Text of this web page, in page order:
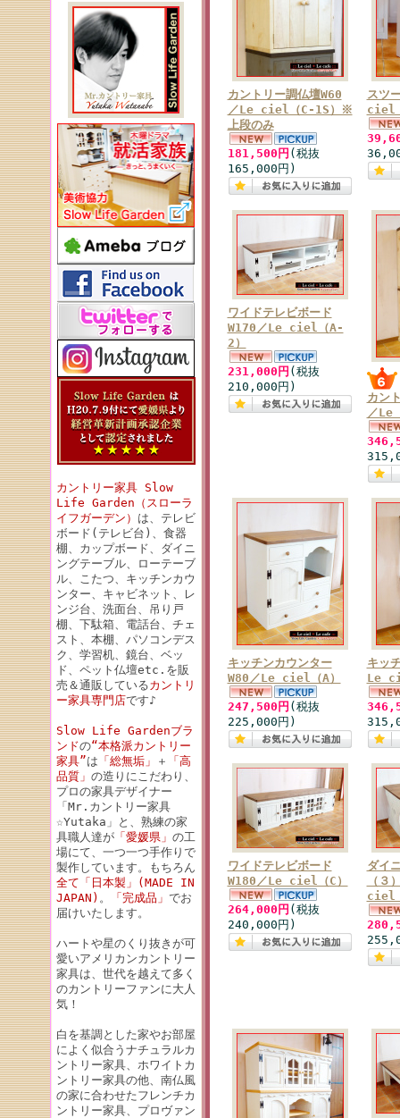
カントリー家具 Slow
Life Garden（スローラ
イフガーデン） は、テレビ
ボード(テレビ台)、食器
棚、カップボード、ダイニ
ングテーブル、ローテーブ
ル、こたつ、キッチンカウ
ンター、キャビネット、レ
ンジ台、洗面台、吊り戸
棚、下駄箱、電話台、チェ
スト、本棚、パソコンデス
ク、学習机、鏡台、ベッ
ド、ペット仏壇etc.を販
売＆通販しているカントリ
ー家具専門店です♪
Slow Life Gardenブラ
ンドの“本格派カントリー
家具”は 「総無垢」 ＋
「高
品質」 の造りにこだわり、
プロの家具デザイナー
「Mr.カントリー家具
☆Yutaka」と、熟練の家
具職人達が「愛媛県」 の工
場にて、一つ一つ手作りで
製作しています。もちろん
全て「日本製」(MADE IN
JAPAN) 。 「完成品」 でお
届けいたします。
ハートや星のくり抜きが可
愛いアメリカンカントリー
家具は、世代を越えて多く
のカントリーファンに大人
気！
白を基調とした家やお部屋
によく似合うナチュラルカ
ントリー家具、ホワイトカ
ントリー家具の他、南仏風
の家に合わせたフレンチカ
ントリー家具、プロヴァン
カントリー調仏壇W60
／Le ciel（C-1S）※
上段のみ
181,500円 (税抜
165,000円)
スツ
ciel
ワイドテレビボード
W170／Le ciel（A-
2）
231,000円 (税抜
210,000円)
カン
／
キッチンカウンター
W80／Le ciel（A）
247,500円 (税抜
225,000円)
キッ
Le
ワイドテレビボード
W180／Le ciel（C）
264,000円 (税抜
240,000円)
ダイ
（３
ciel